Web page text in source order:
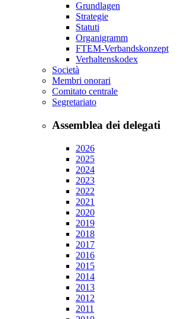
Grundlagen
Strategie
Statuti
Organigramm
FTEM-Verbandskonzept
Verhaltenskodex
Società
Membri onorari
Comitato centrale
Segretariato
Assemblea dei delegati
2026
2025
2024
2023
2022
2021
2020
2019
2018
2017
2016
2015
2014
2013
2012
2011